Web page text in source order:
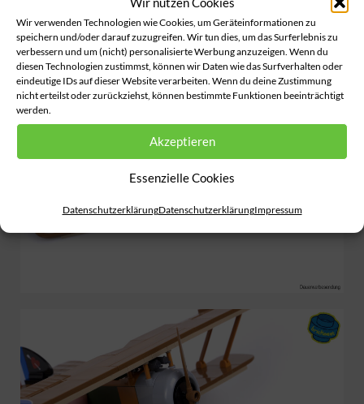
Wir verwenden Technologien wie Cookies, um Geräteinformationen zu
speichern und/oder darauf zuzugreifen. Wir tun dies, um das Surferlebnis zu
verbessern und um (nicht) personalisierte Werbung anzuzeigen. Wenn du
diesen Technologien zustimmst, können wir Daten wie das Surfverhalten oder
eindeutige IDs auf dieser Website verarbeiten. Wenn du deine Zustimmung
nicht erteilst oder zurückziehst, können bestimmte Funktionen beeinträchtigt
werden.
Akzeptieren
Essenzielle Cookies
DatenschutzerklärungDatenschutzerklärungImpressum